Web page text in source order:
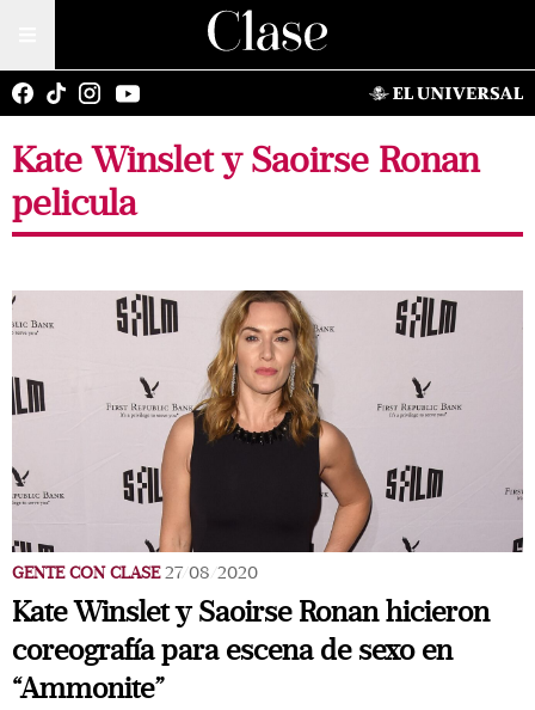
Kate Winslet y Saoirse Ronan
pelicula
GENTE CON CLASE 27/08/2020
Kate Winslet y Saoirse Ronan hicieron
coreografía para escena de sexo en
“Ammonite”